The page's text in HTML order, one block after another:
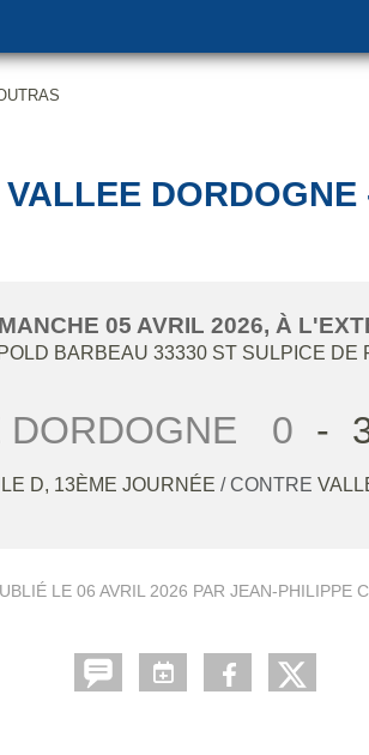
05 AVRIL 2026, À
BARBEAU 33330 ST SULPICE DE
DORDOGNE 0 -
D, 13ÈME JOURNÉE / CONTRE
LE 06 AVRIL 2026 PAR JEAN-PHILIPPE